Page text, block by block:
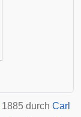
1885 durch Carl